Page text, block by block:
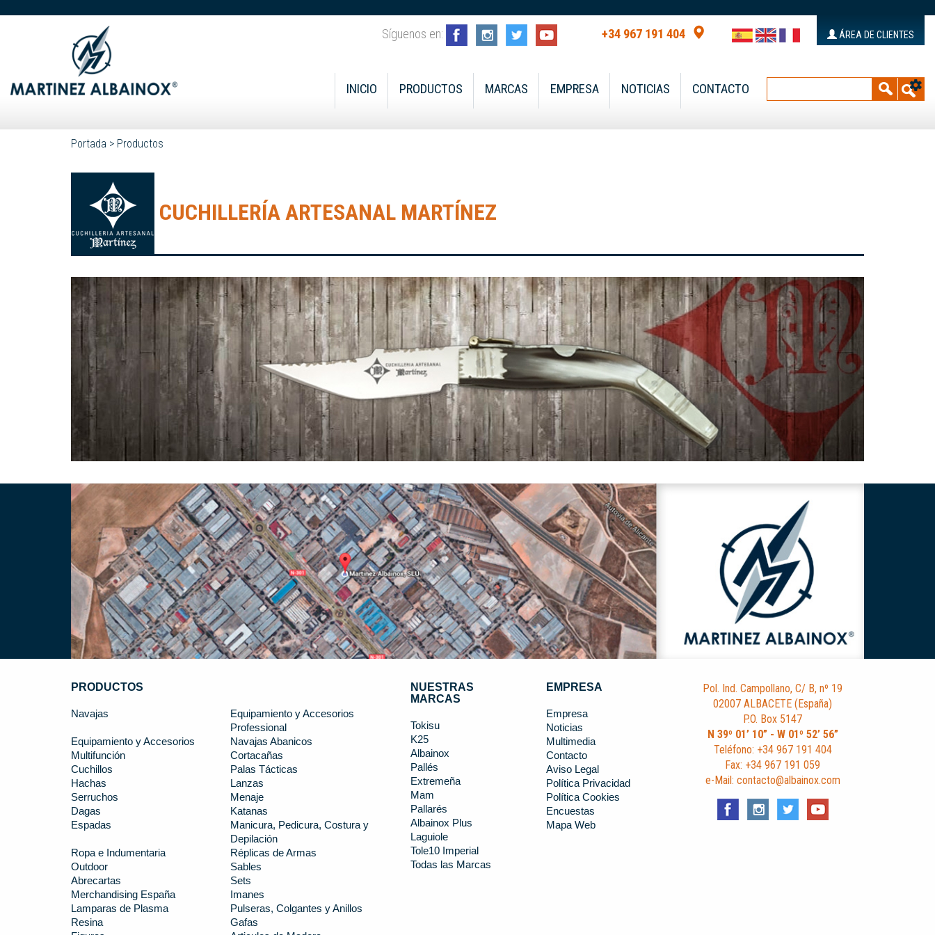
Síguenos en: +34 967 191 404 ÁREA DE CLIENTES
INICIO PRODUCTOS MARCAS EMPRESA NOTICIAS CONTACTO
Portada > Productos
CUCHILLERÍA ARTESANAL MARTÍNEZ
PRODUCTOS
Navajas
Equipamiento y Accesorios
Professional
Equipamiento y Accesorios
Navajas Abanicos
Multifunción
Cortacañas
Cuchillos
Palas Tácticas
Hachas
Lanzas
Serruchos
Menaje
Dagas
Katanas
Espadas
Manicura, Pedicura, Costura y
Depilación
Ropa e Indumentaria
Réplicas de Armas
Outdoor
Sables
Abrecartas
Sets
Merchandising España
Imanes
Lamparas de Plasma
Pulseras, Colgantes y Anillos
Resina
Gafas
NUESTRAS
MARCAS
Tokisu
K25
Albainox
Pallés
Extremeña
Mam
Pallarés
Albainox Plus
Laguiole
Tole10 Imperial
Todas las Marcas
EMPRESA
Empresa
Noticias
Multimedia
Contacto
Aviso Legal
Política Privacidad
Política Cookies
Encuestas
Mapa Web
Pol. Ind. Campollano, C/ B, nº 19
02007 ALBACETE (España)
P.O. Box 5147
N 39º 01’ 10” - W 01º 52’ 56”
Teléfono: +34 967 191 404
Fax: +34 967 191 059
e-Mail: contacto@albainox.com